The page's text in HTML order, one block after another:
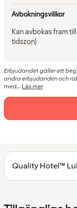
Avbokningsvillkor
Kan avbokas fram
tidszon)
Erbjudandet gäller ett
andra erbjudanden och
med... Läs mer
Quality Hotel™